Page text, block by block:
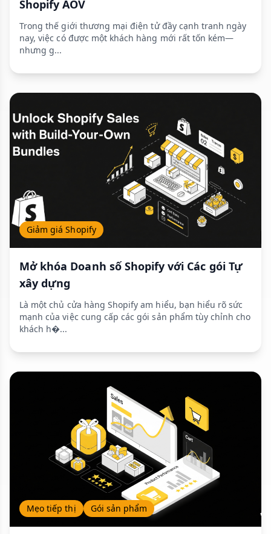
Shopify AOV
Trong thế giới thương mại điện tử đầy cạnh tranh ngày
nay, việc có được một khách hàng mới rất tốn kém—
nhưng g...
Giảm giá Shopify
Mở khóa Doanh số Shopify với Các gói Tự
xây dựng
Là một chủ cửa hàng Shopify am hiểu, bạn hiểu rõ sức
mạnh của việc cung cấp các gói sản phẩm tùy chỉnh cho
khách h�...
Mẹo tiếp thị Gói sản phẩm